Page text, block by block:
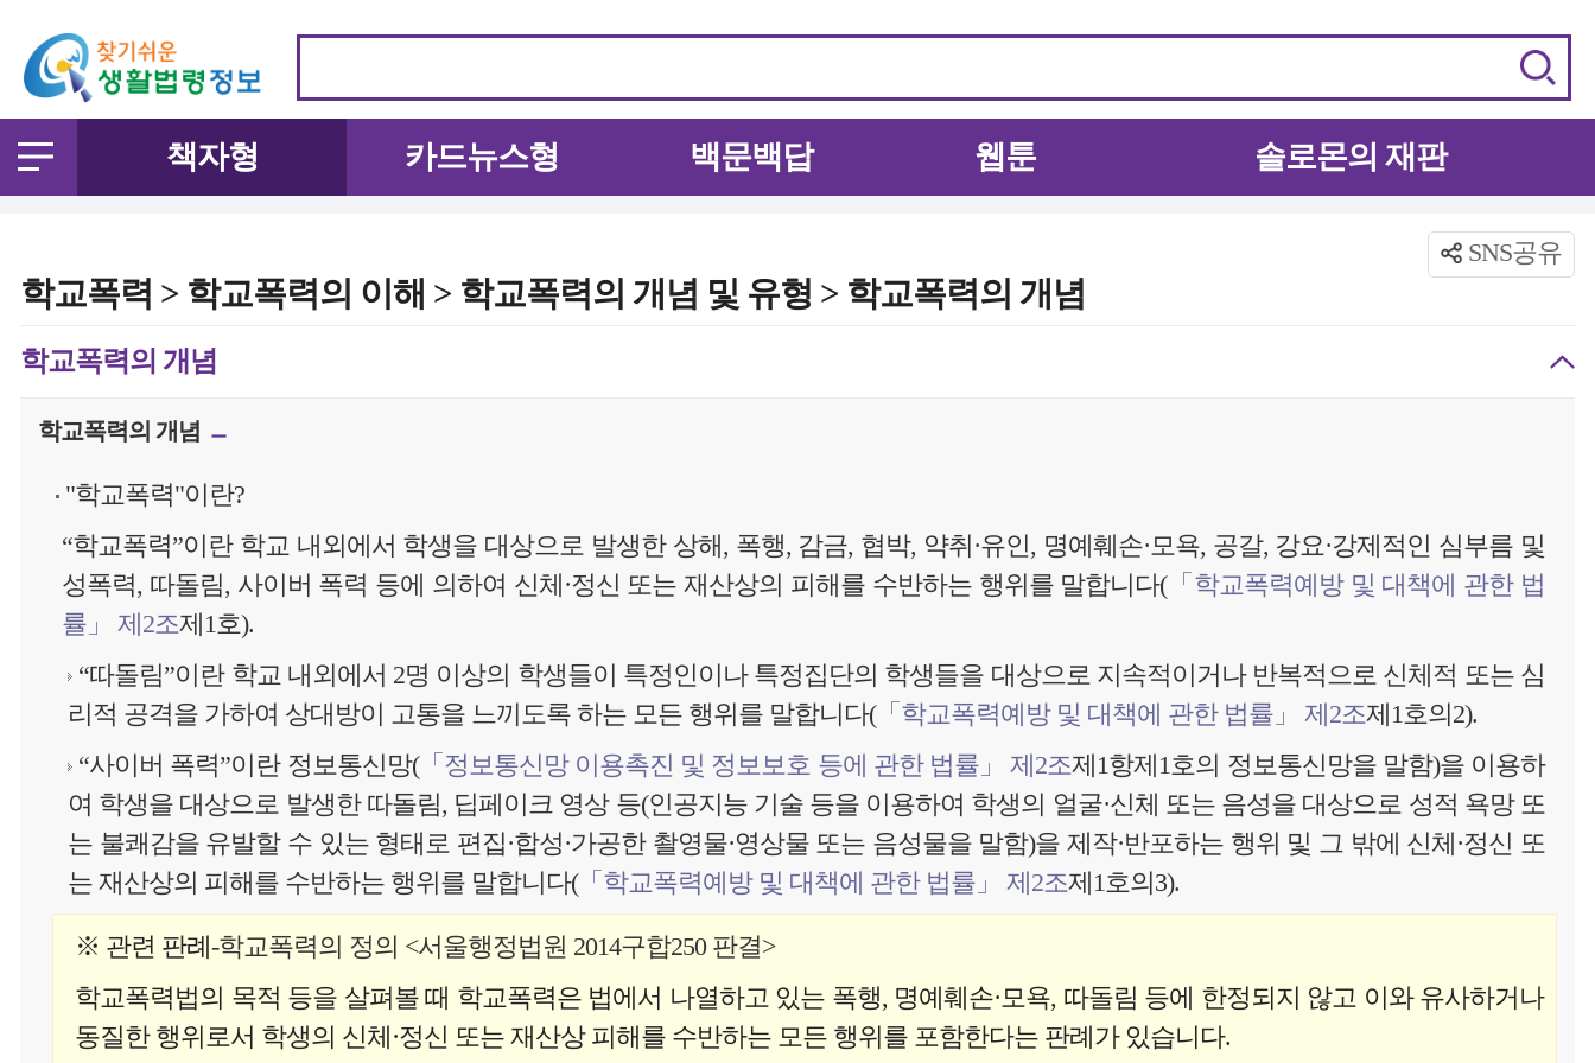
책자형 카드뉴스형 백문백답 웹툰 솔로몬의 재판
SNS공유
학교폭력 > 학교폭력의 이해 > 학교폭력의 개념 및 유형 > 학교폭력의 개념
학교폭력의 개념
학교폭력의 개념
"학교폭력"이란?
“학교폭력”이란 학교 내외에서 학생을 대상으로 발생한 상해, 폭행, 감금, 협박, 약취·유인, 명예훼손·모욕, 공갈, 강요·강제적인 심부름 및
성폭력, 따돌림, 사이버 폭력 등에 의하여 신체·정신 또는 재산상의 피해를 수반하는 행위를 말합니다(「학교폭력예방 및 대책에 관한 법
률」 제2조제1호).
“따돌림”이란 학교 내외에서 2명 이상의 학생들이 특정인이나 특정집단의 학생들을 대상으로 지속적이거나 반복적으로 신체적 또는 심
리적 공격을 가하여 상대방이 고통을 느끼도록 하는 모든 행위를 말합니다(「학교폭력예방 및 대책에 관한 법률」 제2조제1호의2).
“사이버 폭력”이란 정보통신망(「정보통신망 이용촉진 및 정보보호 등에 관한 법률」 제2조제1항제1호의 정보통신망을 말함)을 이용하
여 학생을 대상으로 발생한 따돌림, 딥페이크 영상 등(인공지능 기술 등을 이용하여 학생의 얼굴·신체 또는 음성을 대상으로 성적 욕망 또
는 불쾌감을 유발할 수 있는 형태로 편집·합성·가공한 촬영물·영상물 또는 음성물을 말함)을 제작·반포하는 행위 및 그 밖에 신체·정신 또
는 재산상의 피해를 수반하는 행위를 말합니다(「학교폭력예방 및 대책에 관한 법률」 제2조제1호의3).
※ 관련 판례-학교폭력의 정의 <서울행정법원 2014구합250 판결>
학교폭력법의 목적 등을 살펴볼 때 학교폭력은 법에서 나열하고 있는 폭행, 명예훼손·모욕, 따돌림 등에 한정되지 않고 이와 유사하거나
동질한 행위로서 학생의 신체·정신 또는 재산상 피해를 수반하는 모든 행위를 포함한다는 판례가 있습니다.